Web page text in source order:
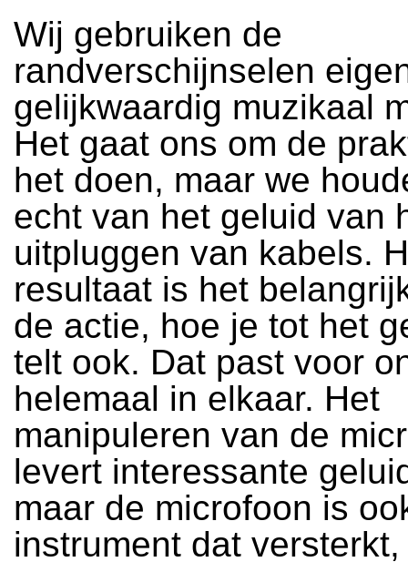
Wij gebruiken de
randverschijnselen
gelijkwaardig muzikaal
Het gaat ons om de
het doen, maar we
echt van het geluid van
uitpluggen van kabels.
resultaat is het
de actie, hoe je tot het
telt ook. Dat past voor
helemaal in elkaar. Het
manipuleren van de
levert interessante
maar de microfoon is
instrument dat